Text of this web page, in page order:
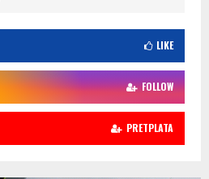
LIKE
FOLLOW
PRETPLATA